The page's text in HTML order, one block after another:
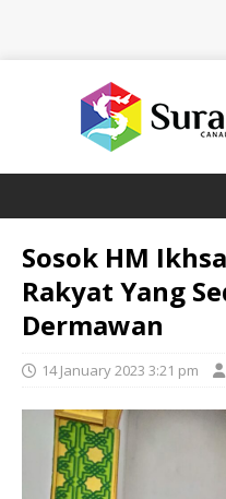
Sosok HM
Rakyat Yang
Dermawan
14 January 2023 3:21 pm